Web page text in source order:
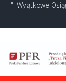
Wyjątkowe